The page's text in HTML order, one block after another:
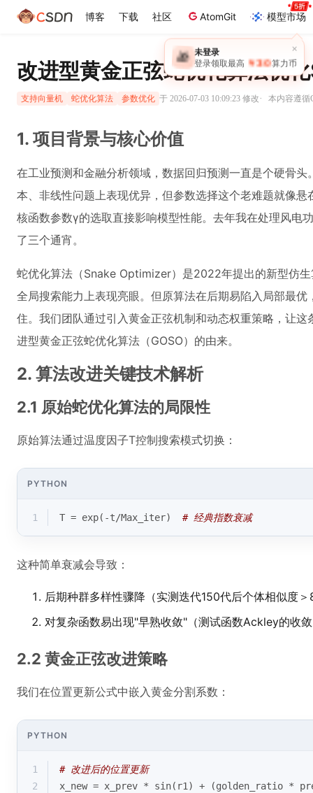
博客 下载 社区 AtomGit 模型市场
×
🎁 未登录
登录领取最高 ￥30 算力币
改进型黄金正弦蛇优化算法优
支持向量机 蛇优化算法 参数优化 于 2026-07-03 10:09:23 修改· 本内容遵循
1. 项目背景与核心价值
在工业预测和金融分析领域，数据回归预测一直是个硬骨
本、非线性问题上表现优异，但参数选择这个老难题就像
核函数参数γ的选取直接影响模型性能。去年我在处理风电
了三个通宵。
蛇优化算法（Snake Optimizer）是2022年提出的新型仿
全局搜索能力上表现亮眼。但原算法在后期易陷入局部最
住。我们团队通过引入黄金正弦机制和动态权重策略，让
进型黄金正弦蛇优化算法（GOSO）的由来。
2. 算法改进关键技术解析
2.1 原始蛇优化算法的局限性
原始算法通过温度因子T控制搜索模式切换：
PYTHON
1 T = exp(-t/Max_iter) # 经典指数衰减
这种简单衰减会导致：
后期种群多样性骤降（实测迭代150代后个体相似度
对复杂函数易出现"早熟收敛"（测试函数Ackley的收
2.2 黄金正弦改进策略
我们在位置更新公式中嵌入黄金分割系数：
PYTHON
1
# 改进后的位置更新
2
x_new = x_prev * sin(r1) + (golden_ratio *